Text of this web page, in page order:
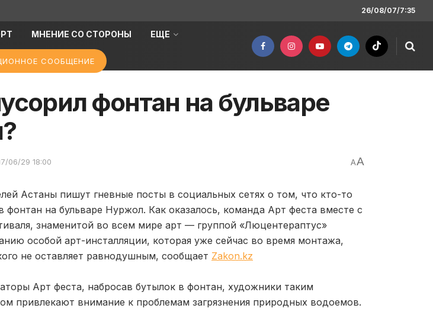
26/08/07/7:35
МНЕНИЕ СО СТОРОНЫ ЕЩЕ
СООБЩЕНИЕ
фонтан на бульваре
06/29 18:00 AA
Астаны пишут гневные посты в социальных сетях о том, что кто-то
фонтан на бульваре Нуржол. Как оказалось, команда Арт феста вместе с
знаменитой во всем мире арт — группой «Люцентераптус»
особой арт-инсталляции, которая уже сейчас во время монтажа,
не оставляет равнодушным, сообщает Zakon.kz
Арт феста, набросав бутылок в фонтан, художники таким
привлекают внимание к проблемам загрязнения природных водоемов.